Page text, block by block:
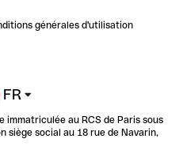
productivité
générales d'utilisation
FR
immatriculée au RCS de Paris sous
siège social au 18 rue de Navarin,